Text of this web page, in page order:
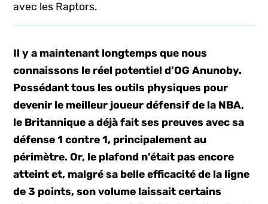
avec les Raptors.
Il y a maintenant longtemps que nous
connaissons le réel potentiel d’OG Anunoby.
Possédant tous les outils physiques pour
devenir le meilleur joueur défensif de la NBA,
le Britannique a déjà fait ses preuves avec sa
défense 1 contre 1, principalement au
périmètre. Or, le plafond n’était pas encore
atteint et, malgré sa belle efficacité de la ligne
de 3 points, son volume laissait certains